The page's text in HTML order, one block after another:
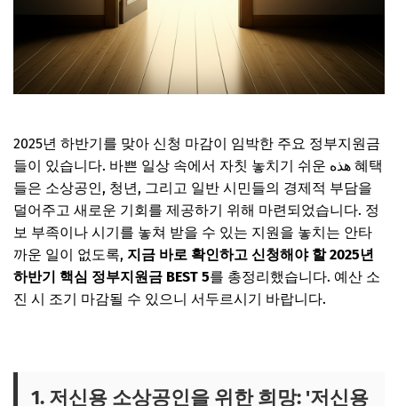
2025년 하반기를 맞아 신청 마감이 임박한 주요 정부지원금
들이 있습니다. 바쁜 일상 속에서 자칫 놓치기 쉬운 هذه 혜택
들은 소상공인, 청년, 그리고 일반 시민들의 경제적 부담을
덜어주고 새로운 기회를 제공하기 위해 마련되었습니다. 정
보 부족이나 시기를 놓쳐 받을 수 있는 지원을 놓치는 안타
까운 일이 없도록, 지금 바로 확인하고 신청해야 할 2025년
하반기 핵심 정부지원금 BEST 5를 총정리했습니다. 예산 소
진 시 조기 마감될 수 있으니 서두르시기 바랍니다.
1. 저신용 소상공인을 위한 희망: '저신용